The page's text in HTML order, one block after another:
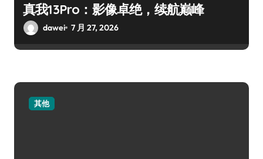
真我13Pro：影像卓绝，续航巅峰
dawei 7 月 27, 2026
其他